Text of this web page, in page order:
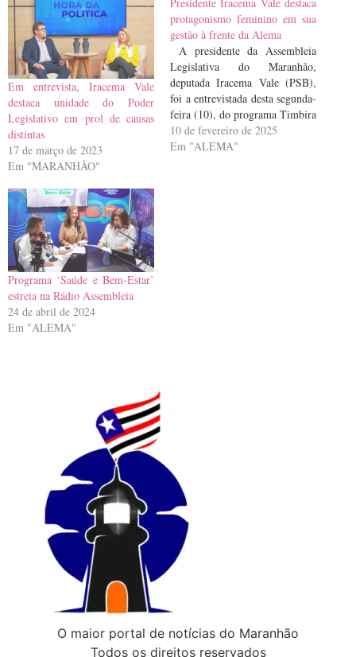
Em entrevista, Iracema Vale
destaca unidade do Poder
Legislativo em prol de causas
distintas
17 de março de 2023
Em "MARANHÃO"
protagonismo feminino em sua
gestão à frente da Alema
A presidente da Assembleia
Legislativa do Maranhão,
deputada Iracema Vale (PSB),
foi a entrevistada desta segunda-
feira (10), do programa Timbira
News 2ª Edição, que foi ao ar
pela Rádio Timbira.Na
10 de fevereiro de 2025
Em "ALEMA"
Programa ‘Saúde e Bem-Estar’
estreia na Rádio Assembleia
24 de abril de 2024
Em "ALEMA"
O maior portal de notícias do Maranhão
Todos os direitos reservados